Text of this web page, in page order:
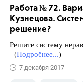
Работа № 72.
Кузнецова.
решение?
Решите систему
(Подробнее...)
7 декабря 2017